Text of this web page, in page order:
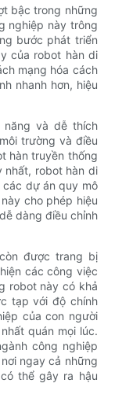
bậc trong những
nghiệp này trông
bước phát triển
của robot hàn di
mạng hóa cách
nhanh hơn, hiệu
và dễ thích
trường và điều
hàn truyền thống
nhất, robot hàn di
dự án quy mô
cho phép hiệu
dàng điều chỉnh
được trang bị
các công việc
robot này có khả
tạp với độ chính
của con người
quán mọi lúc.
công nghiệp
ngay cả những
thể gây ra hậu